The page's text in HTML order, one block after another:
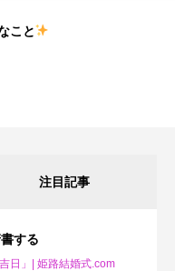
こと
注目記事
する
日」| 姫路結婚式.com